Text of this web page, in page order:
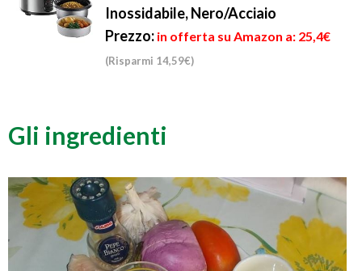
Inossidabile, Nero/Acciaio
Prezzo: in offerta su Amazon a: 25,4€
(Risparmi 14,59€)
Gli ingredienti